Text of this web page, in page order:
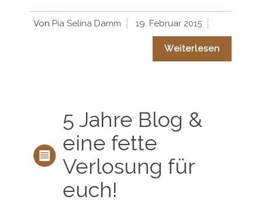
Von Pia Selina Damm 19. Februar 2015
Weiterlesen
5 Jahre Blog &
eine fette
Verlosung für
euch!